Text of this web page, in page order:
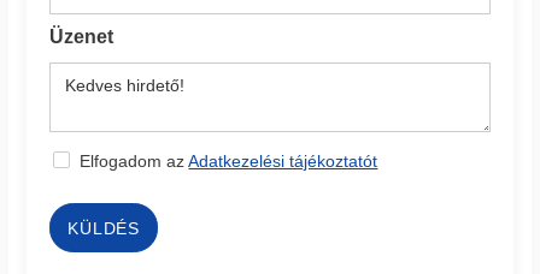
Üzenet
Elfogadom azAdatkezelési tájékoztatót
KÜLDÉS